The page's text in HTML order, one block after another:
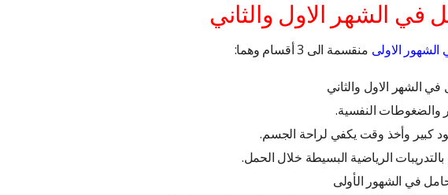
في الشهر الاول والثاني
الاولى منقسمة الى 3 أقسام وهما:
الشهر الاول والثاني
والضغوطات النفسية.
كبير وأخذ وقت يكفي لراحة الجسم.
الرياضية البسيطة خلال الحمل.
في الشهور الأولى